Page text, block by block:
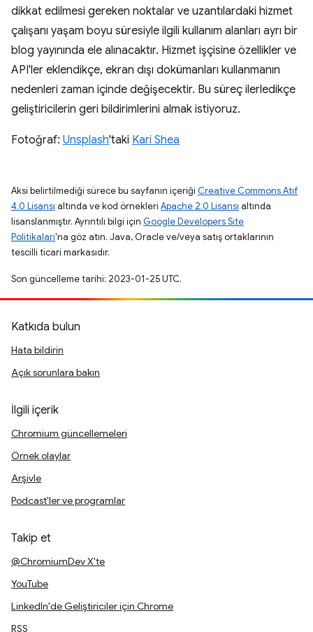
dikkat edilmesi gereken noktalar ve uzantılardaki hizmet
çalışanı yaşam boyu süresiyle ilgili kullanım alanları ayrı bir
blog yayınında ele alınacaktır. Hizmet işçisine özellikler ve
API'ler eklendikçe, ekran dışı dokümanları kullanmanın
nedenleri zaman içinde değişecektir. Bu süreç ilerledikçe
geliştiricilerin geri bildirimlerini almak istiyoruz.
Fotoğraf: Unsplash'taki Kari Shea
Aksi belirtilmediği sürece bu sayfanın içeriği Creative Commons Atıf
4.0 Lisansı altında ve kod örnekleri Apache 2.0 Lisansı altında
lisanslanmıştır. Ayrıntılı bilgi için Google Developers Site
Politikaları'na göz atın. Java, Oracle ve/veya satış ortaklarının
tescilli ticari markasıdır.
Son güncelleme tarihi: 2023-01-25 UTC.
Katkıda bulun
Hata bildirin
Açık sorunlara bakın
İlgili içerik
Chromium güncellemeleri
Örnek olaylar
Arşivle
Podcast'ler ve programlar
Takip et
@ChromiumDev X'te
YouTube
LinkedIn'de Geliştiriciler için Chrome
RSS